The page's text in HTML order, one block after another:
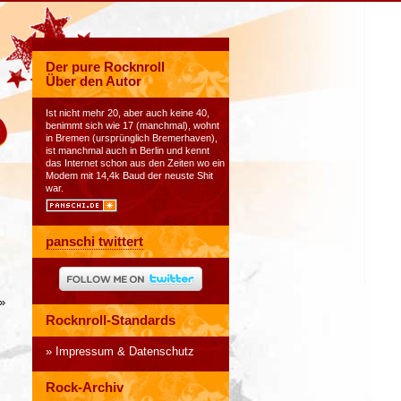
Der pure Rocknroll
Über den Autor
Ist nicht mehr 20, aber auch keine 40,
benimmt sich wie 17 (manchmal), wohnt
in Bremen (ursprünglich Bremerhaven),
ist manchmal auch in Berlin und kennt
das Internet schon aus den Zeiten wo ein
Modem mit 14,4k Baud der neuste Shit
war.
panschi twittert
Rocknroll-Standards
Impressum & Datenschutz
Rock-Archiv